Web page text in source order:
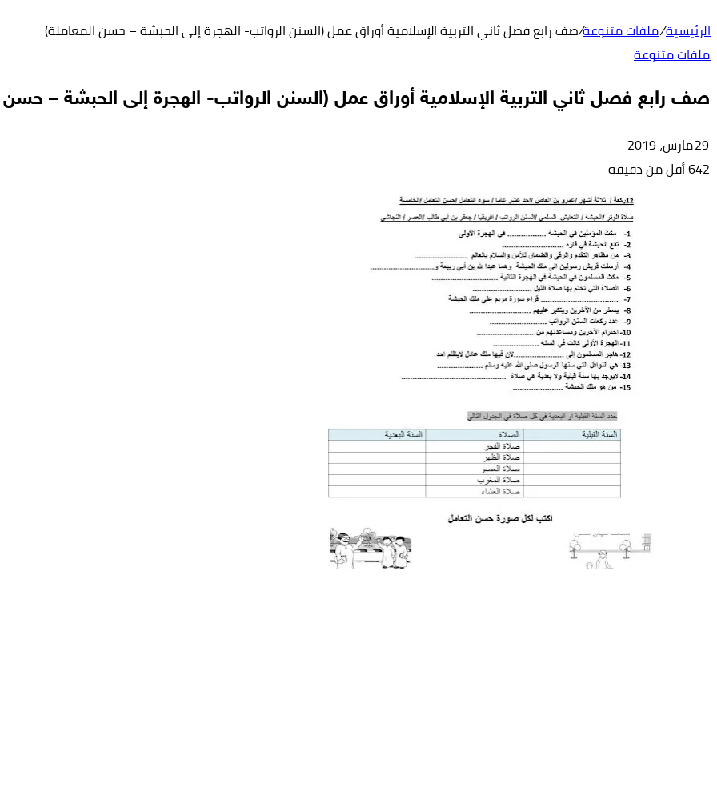
الرئيسية/ملفات متنوعة/صف رابع فصل ثاني التربية الإسلامية أوراق عمل (السنن الرواتب- الهجرة إلى الحبشة – حسن المعاملة)
ملفات متنوعة
صف رابع فصل ثاني التربية الإسلامية أوراق عمل (السنن الرواتب- الهجرة إلى الحبشة – حسن
29 مارس، 2019
642أقل من دقيقة